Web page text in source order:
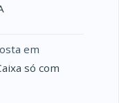
em
só com